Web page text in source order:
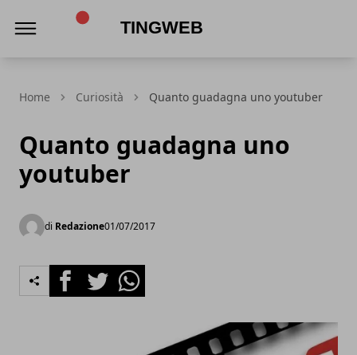
Home Curiosità Quanto guadagna uno youtuber
Quanto guadagna uno
youtuber
di Redazione01/07/2017
FacebookTwitterWhatsapp